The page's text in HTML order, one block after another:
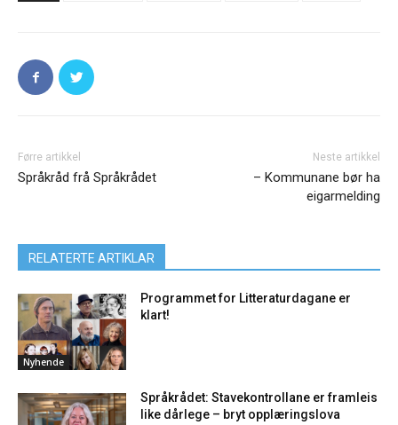
Førre artikkel
Språkråd frå Språkrådet
Neste artikkel
– Kommunane bør ha
eigarmelding
RELATERTE ARTIKLAR
Nyhende
Programmet for Litteraturdagane er
klart!
Språkrådet: Stavekontrollane er framleis
like dårlege – bryt opplæringslova